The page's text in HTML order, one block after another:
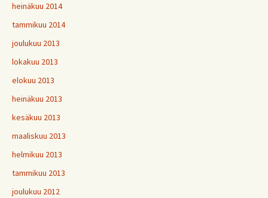
heinäkuu 2014
tammikuu 2014
joulukuu 2013
lokakuu 2013
elokuu 2013
heinäkuu 2013
kesäkuu 2013
maaliskuu 2013
helmikuu 2013
tammikuu 2013
joulukuu 2012